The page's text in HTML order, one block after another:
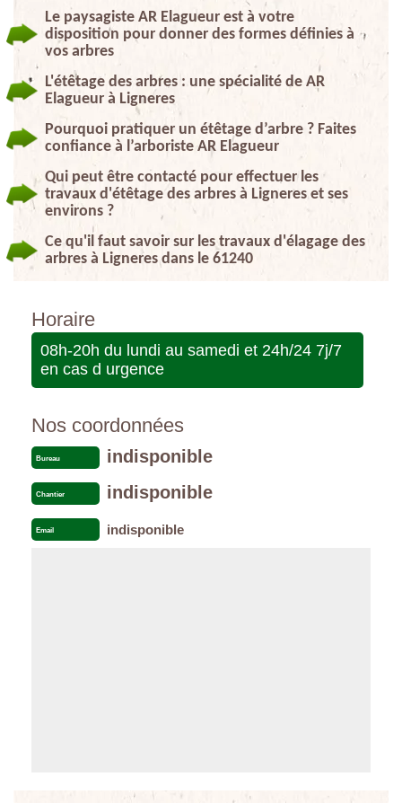
Le paysagiste AR Elagueur est à votre
disposition pour donner des formes définies à
vos arbres
L'étêtage des arbres : une spécialité de AR
Elagueur à Ligneres
Pourquoi pratiquer un étêtage d’arbre ? Faites
confiance à l’arboriste AR Elagueur
Qui peut être contacté pour effectuer les
travaux d'étêtage des arbres à Ligneres et ses
environs ?
Ce qu'il faut savoir sur les travaux d'élagage des
arbres à Ligneres dans le 61240
Horaire
08h-20h du lundi au samedi et 24h/24 7j/7
en cas d urgence
Nos coordonnées
Bureau indisponible
Chantier indisponible
Email indisponible